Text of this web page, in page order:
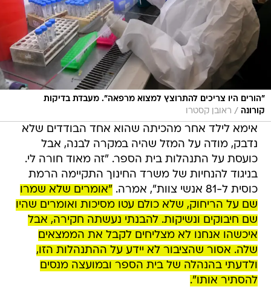
"הורים היו צריכים להתרוצץ למצוא מרפאה". מעבדת בדיקות
קורונה / ראובן קסטרו
אימא לילד אחר מהכיתה שהוא אחד הבודדים שלא
נדבק, מודה על המזל שהיה במקרה לבנה, אבל
כועסת על התנהלות בית הספר. "זה מאוד חורה לי.
בניגוד להנחיות של משרד החינוך התקיימה הרמת
כוסית ל-81 אנשי צוות", אמרה.
"אומרים שלא שמרו
שם על הריחוק, שלא כולם עטו מסיכות ואומרים שהיו
שם חיבוקים ונשיקות. להבנתי נעשתה חקירה, אבל
איכשהו אנחנו לא מצליחים לקבל את הממצאים
שלה. אסור שהציבור לא יידע על ההתנהלות הזו,
ולדעתי בהנהלה של בית הספר ובמועצה מנסים
להסתיר אותו".